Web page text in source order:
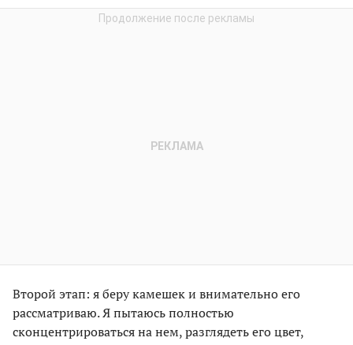
Второй этап: я беру камешек и внимательно его
рассматриваю. Я пытаюсь полностью
сконцентрироваться на нем, разглядеть его цвет,